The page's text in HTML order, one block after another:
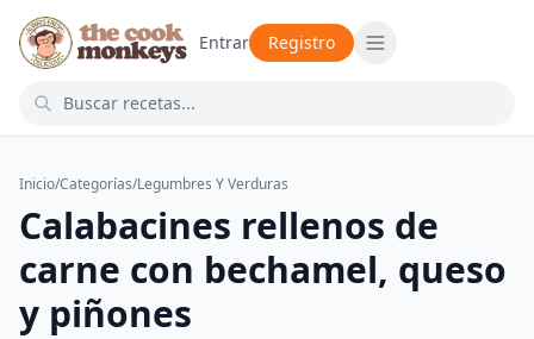
Entrar Registro
Inicio/Categorías/Legumbres Y Verduras
Calabacines rellenos de
carne con bechamel, queso
y piñones